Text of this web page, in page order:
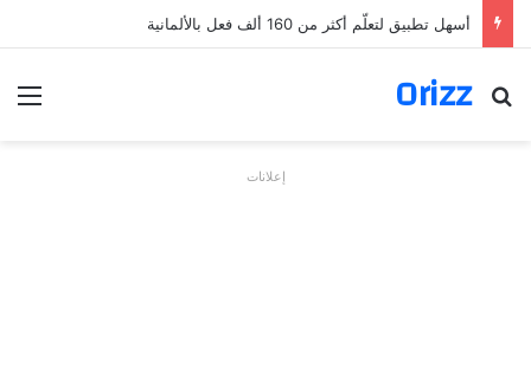
أسهل تطبيق لتعلّم أكثر من 160 ألف فعل بالألمانية
Orizz
بحث عن
إعلانات